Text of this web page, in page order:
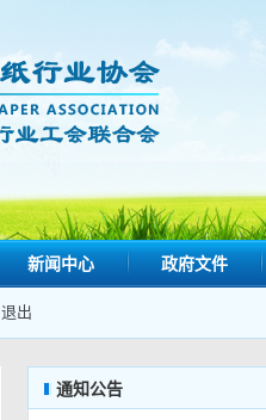
新闻中心 政府文件
退出
通知公告